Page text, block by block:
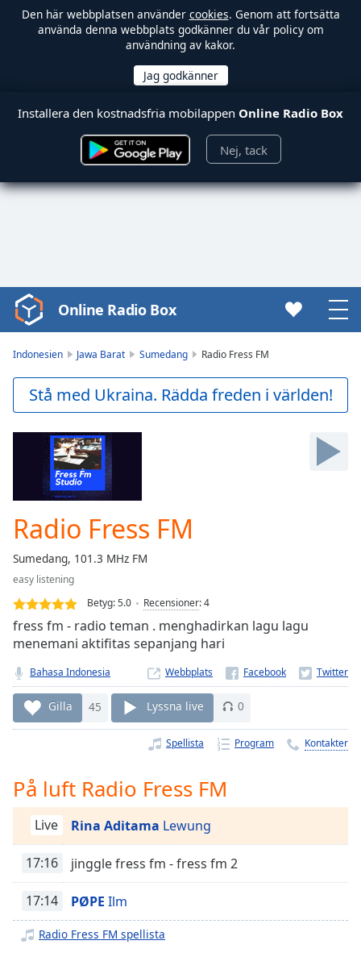
Den här webbplatsen använder cookies. Genom att fortsätta
använda denna webbplats godkänner du vår policy om
användning av kakor.
Installera den kostnadsfria mobilappen Online Radio Box
Nej, tack
Video
Player
Play
Video
Backward
Forward
Mute
Current
Time0:00
-:-
Loaded:
0.00%
Stream
TypeLIVE
live,
currently
behind
LIVE
Remaining
Playback
Rate
Chapters
Chapters
Descriptions
Online Radio Box
Indonesien Jawa Barat Sumedang Radio Fress FM
Stå med Ukraina. Rädda freden i världen!
Radio Fress FM
Sumedang, 101.3 MHz FM
easy listening
Betyg:5.0 Recensioner:4
fress fm - radio teman . menghadirkan lagu lagu
menemani aktifitas sepanjang hari
Bahasa Indonesia Webbplats
Gilla 45 Lyssna live 0
Spellista Program Kontakter
På luft Radio Fress FM
Live Rina Aditama Lewung
17:16 jinggle fress fm - fress fm 2
17:14 PØPE Ilm
Radio Fress FM spellista